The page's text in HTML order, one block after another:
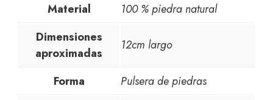
Material
100 % piedra natural
Dimensiones
aproximadas
12cm largo
Forma Pulsera de piedras